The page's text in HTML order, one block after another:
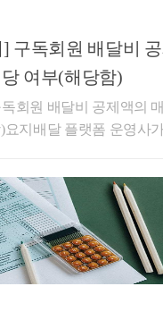
자 등록[이하 이
에 따른 임대사업
주자가 2004년 6월
대주택에 관한 특별
사업자등록을 한 것
다). 다만, 이 조, 제
다목부터 마목까지
주택에 관한 특별법
한다)으로서 「민간
종료한 날 등록이
임대기간요건을
않는 것임답변내용귀 사
이,1세대가 주택을 취득
취득 전에 매수인이 임
)가 임차인이 되는 별도
택 취득과 동시에 임대
이상을 임대한 경우,해
하는지 여부에 관하여는
산세제과-1440,
기획재정부 재산세제과-
약 체결한 후 임대차계약
일 이후 임대기간이 개
득 전에 임차인과 작성
행령」 제155조의3의 “
구독회원 배달비
여부(해당함)
회원 배달비 공제액의
요지배달 플랫폼 운영사
치세법 제29조 제5항 제
부가가치세 과세표준에
랫폼 운영사가 판매회원
거래를 중개･지원하고 판
급받는 거래로서, 판매회
회원에 청구할 수수료
건에 대한 배달비 상당